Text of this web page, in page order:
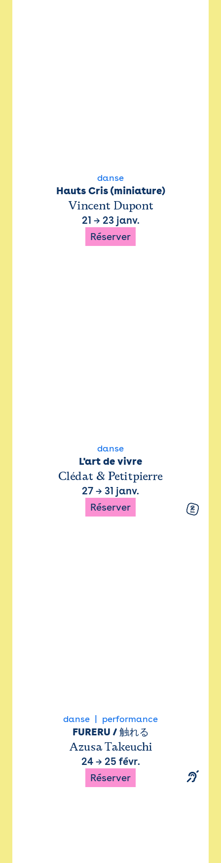
danse
Hauts Cris (miniature)
Vincent Dupont
21 → 23 janv.
Réserver
danse
L'art de vivre
Clédat & Petitpierre
27 → 31 janv.
Réserver
danse performance
FURERU / 触れる
Azusa Takeuchi
24→ 25 févr.
Réserver